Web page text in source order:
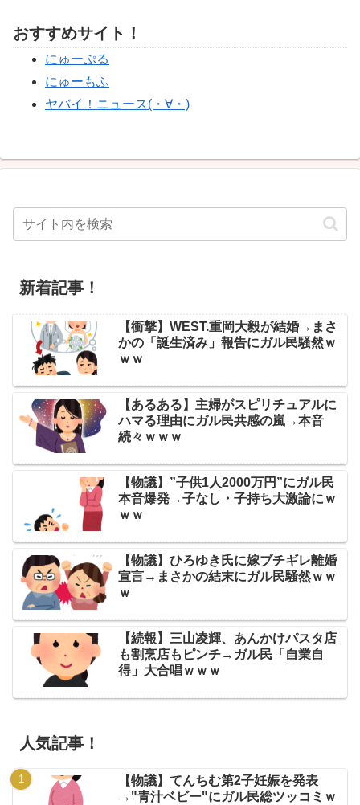
おすすめサイト！
にゅーぷる
にゅーもふ
ヤバイ！ニュース(・∀・)
新着記事！
【衝撃】WEST.重岡大毅が結婚→まさ
かの「誕生済み」報告にガル民騒然ｗ
ｗｗ
【あるある】主婦がスピリチュアルに
ハマる理由にガル民共感の嵐→本音
続々ｗｗｗ
【物議】”子供1人2000万円”にガル民
本音爆発→子なし・子持ち大激論にｗ
ｗｗ
【物議】ひろゆき氏に嫁ブチギレ離婚
宣言→まさかの結末にガル民騒然ｗｗ
ｗ
【続報】三山凌輝、あんかけパスタ店
も割烹店もピンチ→ガル民「自業自
得」大合唱ｗｗｗ
人気記事！
【物議】てんちむ第2子妊娠を発表
→"青汁ベビー"にガル民総ツッコミｗ